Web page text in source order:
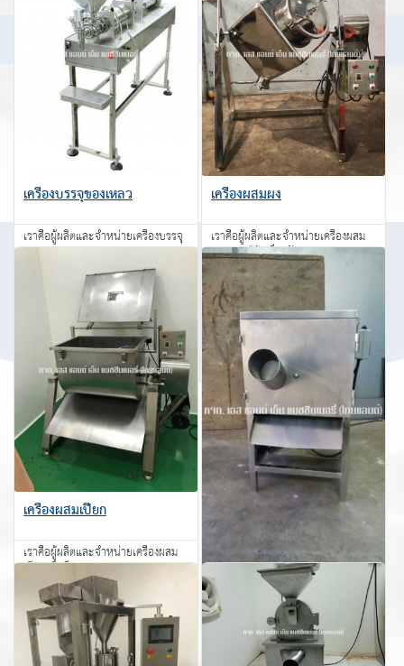
เครื่องบรรจุของเหลว
เราคือผู้ผลิตและจำหน่ายเครื่องบรรจุ
ของเหลว
สอบถาม
เครื่องผสมผง
เราคือผู้ผลิตและจำหน่ายเครื่องผสม
ผง อยากได้เครื่องจักรอุตสาหกรรม
นึกถึงเรา สอบถาม
เครื่องผสมเปียก
เราคือผู้ผลิตและจำหน่ายเครื่องผสม
เปียก มือถือ : 084-384-9095
สอบถาม เครื่องตัดหั่นสมุนไพร
เราคือผู้ผลิตและจำหน่ายเครื่องตัดหั่น